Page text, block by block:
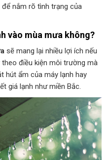
để nắm rõ tình trạng của
vào mùa mưa không?
sẽ mang lại nhiều lợi ích nếu
điều kiện môi trường mà
hút ẩm của máy lạnh hay
giá lạnh như miền Bắc.